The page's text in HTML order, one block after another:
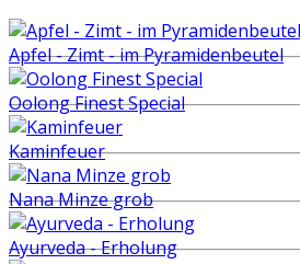
Apfel - Zimt - im Pyramidenbeutel
Oolong Finest Special
Kaminfeuer
Nana Minze grob
Ayurveda - Erholung